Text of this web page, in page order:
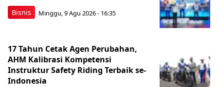
Bisnis Minggu, 9 Agu 2026 - 16:35
17 Tahun Cetak Agen Perubahan,
AHM Kalibrasi Kompetensi
Instruktur Safety Riding Terbaik se-
Indonesia